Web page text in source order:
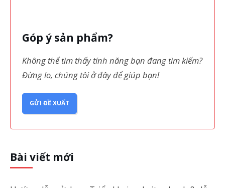
Góp ý sản phẩm?
Không thể tìm thấy tính năng bạn đang tìm kiếm?
Đừng lo, chúng tôi ở đây để giúp bạn!
GỬI ĐỀ XUẤT
Bài viết mới